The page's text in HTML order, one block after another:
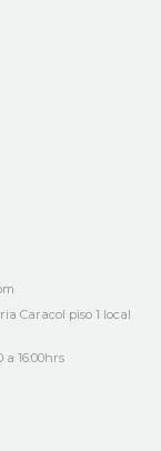
Caracol piso 1 local
a 16:00hrs